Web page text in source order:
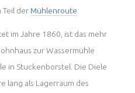
Teil der Mühlenroute.
im Jahre 1860, ist das mehr
zur Wassermühle
in Stuckenborstel. Die Diele
lang als Lagerraum des